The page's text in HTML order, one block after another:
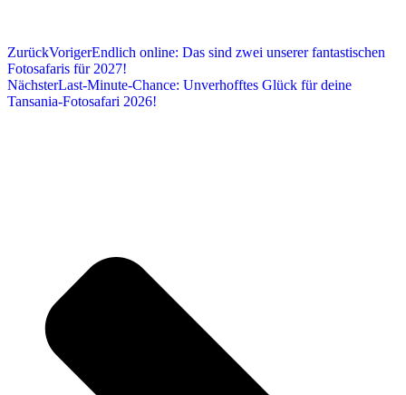
ZurückVorigerEndlich online: Das sind zwei unserer fantastischen
Fotosafaris für 2027!
NächsterLast-Minute-Chance: Unverhofftes Glück für deine
Tansania-Fotosafari 2026!